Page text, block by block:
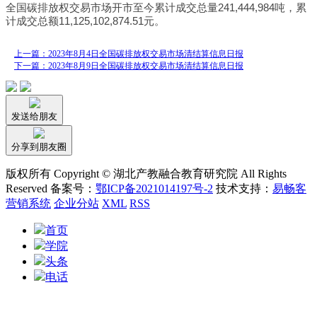
全国碳排放权交易市场开市至今累计成交总量241,444,984吨，累
计成交总额11,125,102,874.51元。
上一篇：2023年8月4日全国碳排放权交易市场清结算信息日报
下一篇：2023年8月9日全国碳排放权交易市场清结算信息日报
发送给朋友
分享到朋友圈
版权所有 Copyright © 湖北产教融合教育研究院 All Rights
Reserved 备案号： 鄂ICP备2021014197号-2 技术支持： 易畅客
营销系统 企业分站 XML RSS
首页
学院
头条
电话